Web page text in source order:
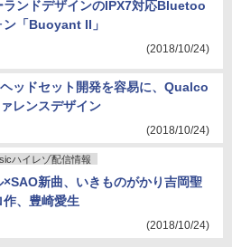
ランドデザインのIPX7対応Bluetoo
「Buoyant II」
(2018/10/24)
ッドセット開発を容易に、Qualco
レンスデザイン
(2018/10/24)
ハイレゾ配信情報
×SAO新曲、いきものがかり吉岡聖
、豊崎愛生
(2018/10/24)